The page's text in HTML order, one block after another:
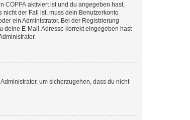
COPPA aktiviert ist und du angegeben hast,
der Fall ist, muss dein Benutzerkonto
ein Administrator. Bei der Registrierung
deine E-Mail-Adresse korrekt eingegeben hast
um sicherzugehen, dass du nicht